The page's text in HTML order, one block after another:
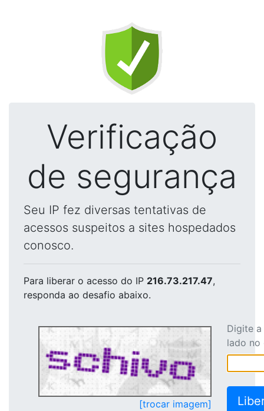
Verificação
de segurança
Seu IP fez diversas tentativas de
acessos suspeitos a sites hospedados
conosco.
Para liberar o acesso do IP 216.73.217.47,
responda ao desafio abaixo.
[trocar imagem]
Digite
lado no